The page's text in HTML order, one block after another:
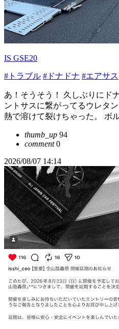
IS GSE20
#トラブル #ドナドナ #エアサス
あ！そうそう！ 久しぶりにド
ントサスに繋がってるウレタ
熱で溶けて裂けちゃった。 ボ
thumb_up 94
comment0
2026/08/07 14:14